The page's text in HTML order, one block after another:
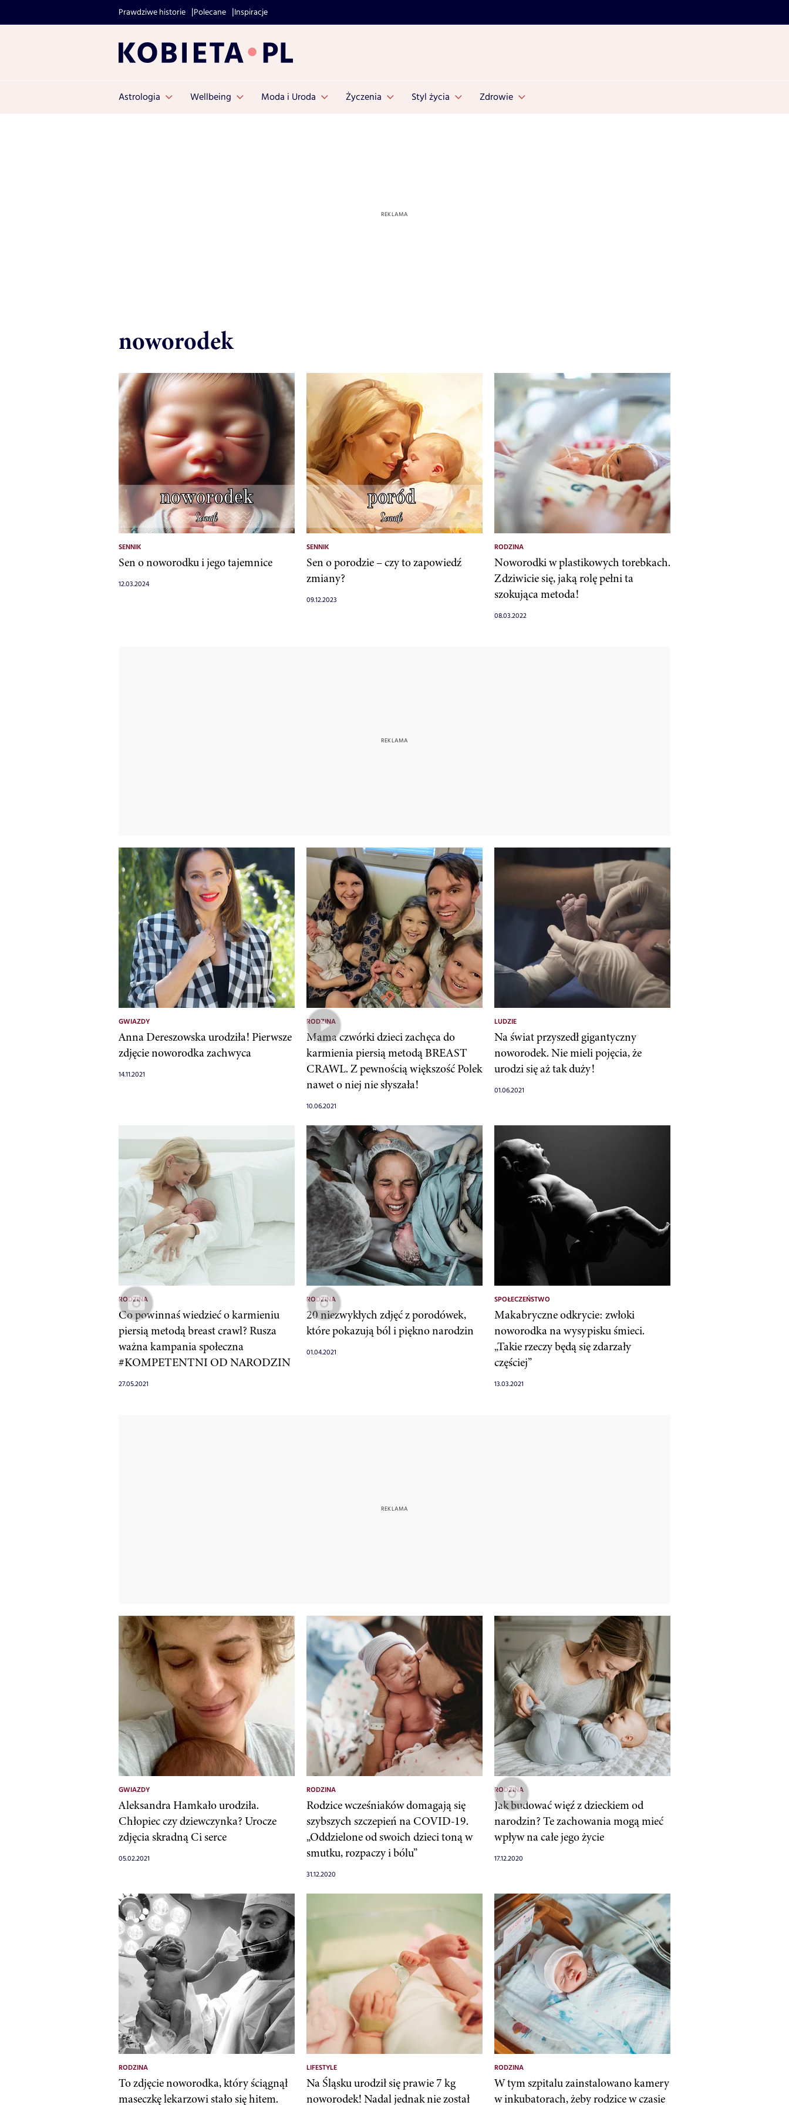
Prawdziwe historie Polecane Inspiracje
Astrologia Wellbeing Moda i Uroda Życzenia Styl życia Zdrowie
noworodek
SENNIK
Sen o noworodku i jego tajemnice
12.03.2024
SENNIK
Sen o porodzie – czy to zapowiedź
zmiany?
09.12.2023
RODZINA
Noworodki w plastikowych torebkach.
Zdziwicie się, jaką rolę pełni ta
szokująca metoda!
08.03.2022
GWIAZDY
Anna Dereszowska urodziła! Pierwsze
zdjęcie noworodka zachwyca
14.11.2021
RODZINA
Mama czwórki dzieci zachęca do
karmienia piersią metodą BREAST
CRAWL. Z pewnością większość Polek
nawet o niej nie słyszała!
10.06.2021
LUDZIE
Na świat przyszedł gigantyczny
noworodek. Nie mieli pojęcia, że
urodzi się aż tak duży!
01.06.2021
RODZINA
Co powinnaś wiedzieć o karmieniu
piersią metodą breast crawl? Rusza
ważna kampania społeczna
#KOMPETENTNI OD NARODZIN
27.05.2021
RODZINA
20 niezwykłych zdjęć z porodówek,
które pokazują ból i piękno narodzin
01.04.2021
SPOŁECZEŃSTWO
Makabryczne odkrycie: zwłoki
noworodka na wysypisku śmieci.
„Takie rzeczy będą się zdarzały
częściej”
13.03.2021
GWIAZDY
Aleksandra Hamkało urodziła.
Chłopiec czy dziewczynka? Urocze
zdjęcia skradną Ci serce
05.02.2021
RODZINA
Rodzice wcześniaków domagają się
szybszych szczepień na COVID-19.
„Oddzielone od swoich dzieci toną w
smutku, rozpaczy i bólu”
31.12.2020
RODZINA
Jak budować więź z dzieckiem od
narodzin? Te zachowania mogą mieć
wpływ na całe jego życie
17.12.2020
RODZINA
To zdjęcie noworodka, który ściągnął
maseczkę lekarzowi stało się hitem.
LIFESTYLE
Na Śląsku urodził się prawie 7 kg
noworodek! Nadal jednak nie został
RODZINA
W tym szpitalu zainstalowano kamery
w inkubatorach, żeby rodzice w czasie